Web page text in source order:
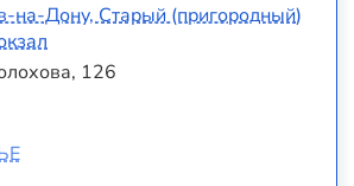
на-Дону, Старый (пригородный)
126